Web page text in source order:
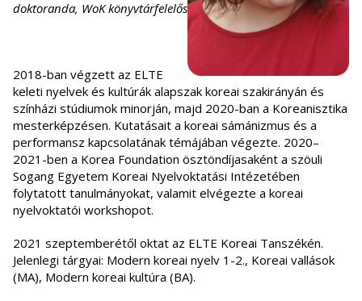
doktoranda, WoK könyvtárfelelős
2018-ban végzett az ELTE
keleti nyelvek és kultúrák alapszak koreai szakirányán és
színházi stúdiumok minorján, majd 2020-ban a Koreanisztika
mesterképzésen. Kutatásait a koreai sámánizmus és a
performansz kapcsolatának témájában végezte. 2020–
2021-ben a Korea Foundation ösztöndíjasaként a szöuli
Sogang Egyetem Koreai Nyelvoktatási Intézetében
folytatott tanulmányokat, valamit elvégezte a koreai
nyelvoktatói workshopot.
2021 szeptemberétől oktat az ELTE Koreai Tanszékén.
Jelenlegi tárgyai: Modern koreai nyelv 1-2., Koreai vallások
(MA), Modern koreai kultúra (BA).